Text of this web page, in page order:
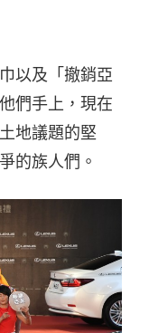
以及「撤銷亞
們手上，現在
地議題的堅
的族人們。